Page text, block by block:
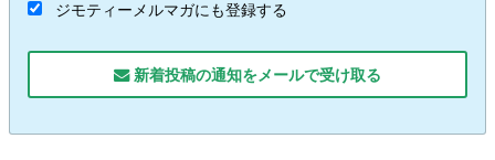
ジモティーメルマガにも登録する
新着投稿の通知をメールで受け取る